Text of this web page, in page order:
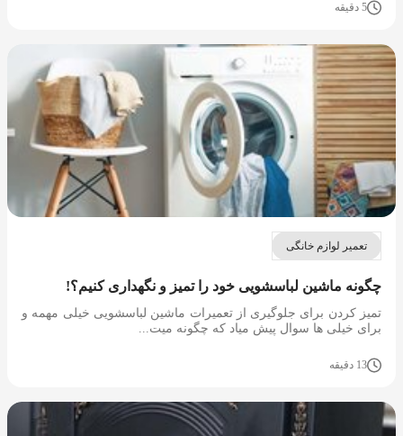
5 دقیقه
تعمیر لوازم خانگی
چگونه ماشین لباسشویی خود را تمیز و نگهداری کنیم؟!
تمیز کردن برای جلوگیری از تعمیرات ماشین لباسشویی خیلی مهمه و
برای خیلی ها سوال پیش میاد که چگونه میت...
13 دقیقه